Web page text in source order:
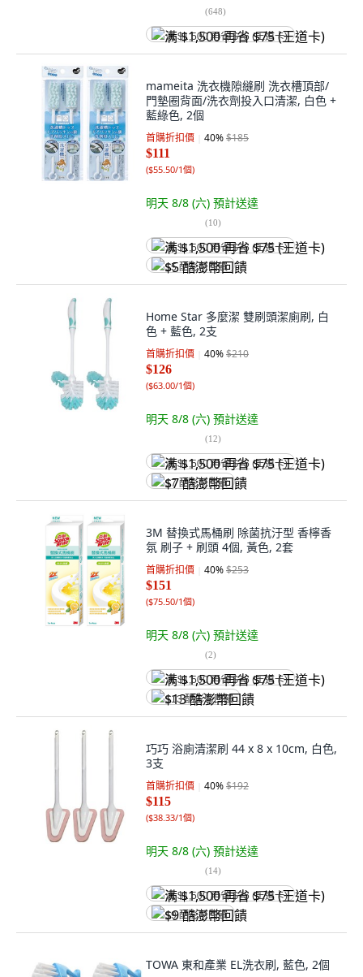
(648)
满 $1,500 再省 $75 (王道卡)
mameita 洗衣機隙縫刷 洗衣槽頂部/
門墊圈背面/洗衣劑投入口清潔, 白色 +
藍綠色, 2個
首購折扣價 40%$185
$111
($55.50/1個)
明天 8/8 (六) 預計送達
(10)
满 $1,500 再省 $75 (王道卡)
$5 酷澎幣回饋
Home Star 多麼潔 雙刷頭潔廁刷, 白
色 + 藍色, 2支
首購折扣價 40%$210
$126
($63.00/1個)
明天 8/8 (六) 預計送達
(12)
满 $1,500 再省 $75 (王道卡)
$7 酷澎幣回饋
3M 替換式馬桶刷 除菌抗汙型 香檸香
氛 刷子 + 刷頭 4個, 黃色, 2套
首購折扣價 40%$253
$151
($75.50/1個)
明天 8/8 (六) 預計送達
(2)
满 $1,500 再省 $75 (王道卡)
$13 酷澎幣回饋
巧巧 浴廁清潔刷 44 x 8 x 10cm, 白色,
3支
首購折扣價 40%$192
$115
($38.33/1個)
明天 8/8 (六) 預計送達
(14)
满 $1,500 再省 $75 (王道卡)
$9 酷澎幣回饋
TOWA 東和產業 EL洗衣刷, 藍色, 2個